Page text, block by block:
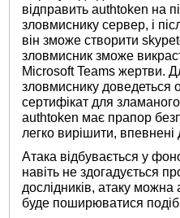
відправить authtoken на
зловмиснику сервер, і
він зможе створити
зловмисник зможе
Microsoft Teams жертви.
зловмиснику доведеться
сертифікат для
authtoken має прапор
легко вирішити, впевнені
Атака відбувається у
навіть не здогадується
дослідників, атаку можна
буде поширюватися